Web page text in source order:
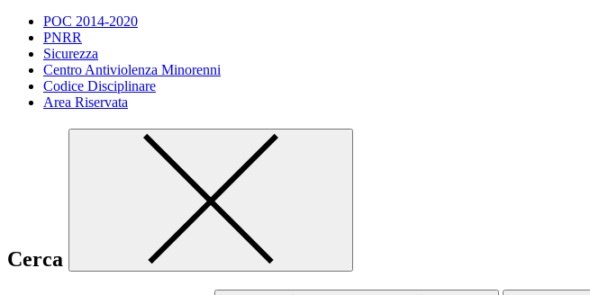
POC 2014-2020
PNRR
Sicurezza
Centro Antiviolenza Minorenni
Codice Disciplinare
Area Riservata
Cerca